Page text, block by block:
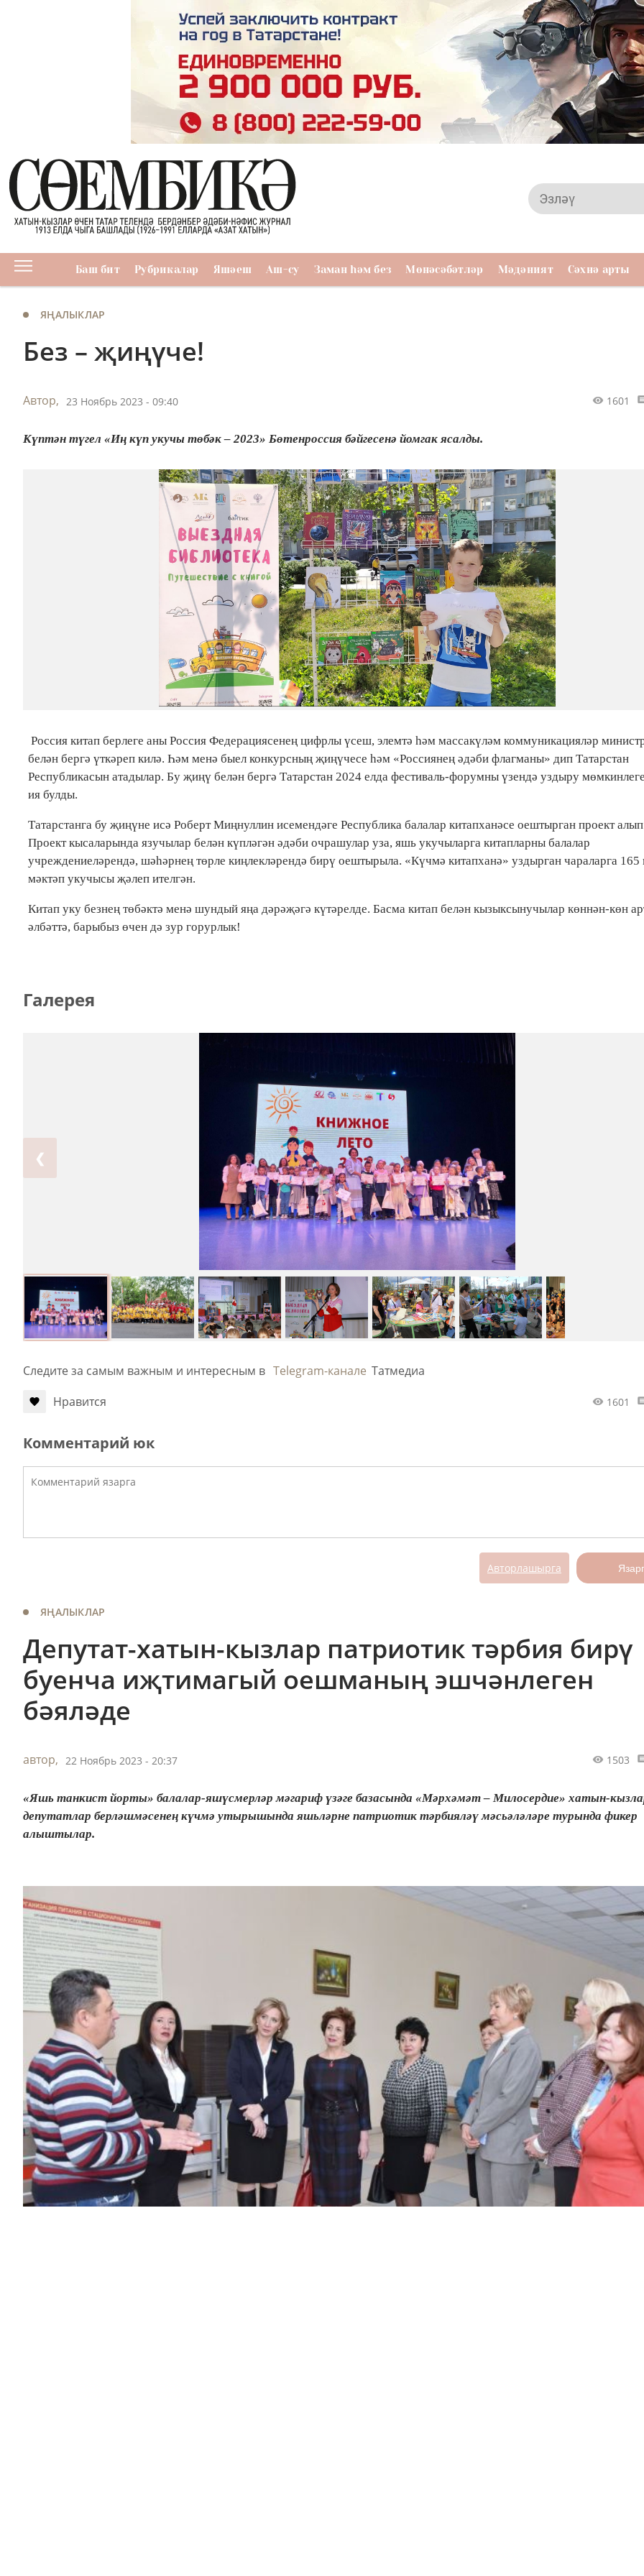
Баш бит Рубрикалар Яшәеш Аш-су Заман һәм без Мөнәсәбәтләр Мәдәният Сәхнә арты
ЯҢАЛЫКЛАР
Без – җиңүче!
Автор, 23 Ноябрь 2023 - 09:40 1601
Күптән түгел «Иң күп укучы төбәк – 2023» Бөтенроссия бәйгесенә йомгак ясалды.
Россия китап берлеге аны Россия Федерациясенең цифрлы үсеш, элемтә һәм массакүләм коммуникацияләр
белән бергә үткәреп килә. Һәм менә быел конкурсның җиңүчесе һәм «Россиянең әдәби флагманы» дип Татарстан
Республикасын атадылар. Бу җиңү белән бергә Татарстан 2024 елда фестиваль-форумны үзендә уздыру
ия булды.
Татарстанга бу җиңүне исә Роберт Миңнуллин исемендәге Республика балалар китапханәсе оештырган проект
Проект кысаларында язучылар белән күпләгән әдәби очрашулар уза, яшь укучыларга китапларны балалар
учреждениеләрендә, шәһәрнең төрле киңлекләрендә бирү оештырыла. «Күчмә китапханә» уздырган чараларга 165
мәктәп укучысы җәлеп ителгән.
Китап уку безнең төбәктә менә шундый яңа дәрәҗәгә күтәрелде. Басма китап белән кызыксынучылар көннән-көн
әлбәттә, барыбыз өчен дә зур горурлык!
Галерея
❮
Следите за самым важным и интересным в Telegram-канале Татмедиа
Нравится
1601
Комментарий юк
Авторлашырга
ЯҢАЛЫКЛАР
Депутат-хатын-кызлар патриотик тәрбия бирү
буенча иҗтимагый оешманың эшчәнлеген
бәяләде
автор, 22 Ноябрь 2023 - 20:37 1503
«Яшь танкист йорты» балалар-яшүсмерләр мәгариф үзәге базасында «Мәрхәмәт – Милосердие» хатын-
депутатлар берләшмәсенең күчмә утырышында яшьләрне патриотик тәрбияләү мәсьәләләре турында фикер
алыштылар.